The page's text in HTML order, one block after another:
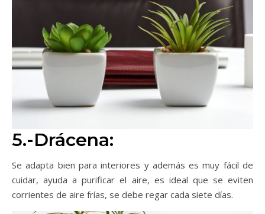
5.-Drácena:
Se adapta bien para interiores y además es muy fácil de
cuidar, ayuda a purificar el aire, es ideal que se eviten
corrientes de aire frías, se debe regar cada siete días.